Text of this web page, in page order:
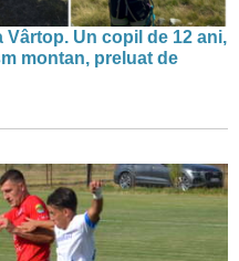
Vârtop. Un copil de 12 ani,
montan, preluat de